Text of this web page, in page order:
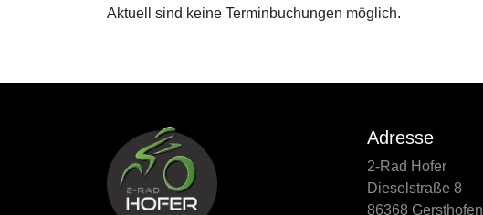
Aktuell sind keine Terminbuchungen möglich.
Adresse
2-Rad Hofer
Dieselstraße 8
86368 Gersthofen